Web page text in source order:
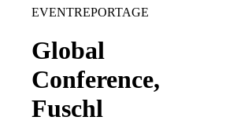
EVENTREPORTAGE
Global
Conference,
Fuschl